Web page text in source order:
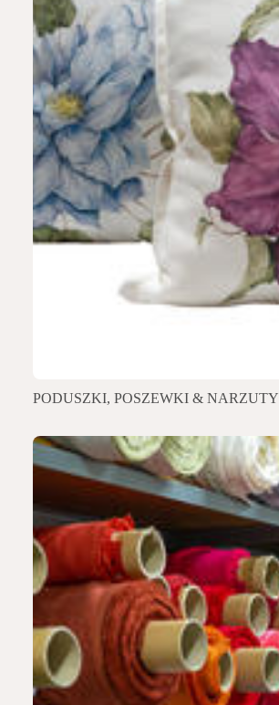
PODUSZKI, POSZEWKI & NARZUTY